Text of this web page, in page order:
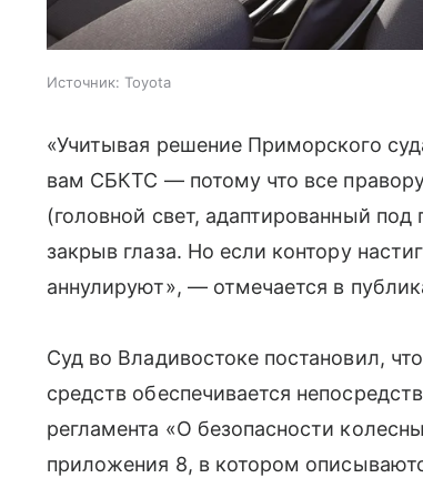
Источник: Toyota
«Учитывая решение Приморского
вам СБКТС — потому что все
(головной свет, адаптированный
закрыв глаза. Но если контору
аннулируют», — отмечается в
Суд во Владивостоке постановил,
средств обеспечивается
регламента «О безопасности
приложения 8, в котором